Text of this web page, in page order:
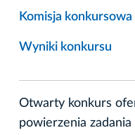
Komisja konkursowa
Wyniki konkursu
Otwarty konkurs
powierzenia